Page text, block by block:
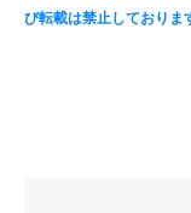
び転載は禁止しておりま